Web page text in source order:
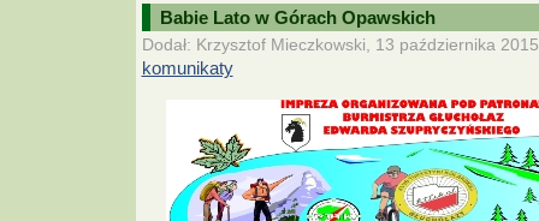
Babie Lato w Górach Opawskich
Dodał: Krzysztof Mieczkowski, 13 października
komunikaty